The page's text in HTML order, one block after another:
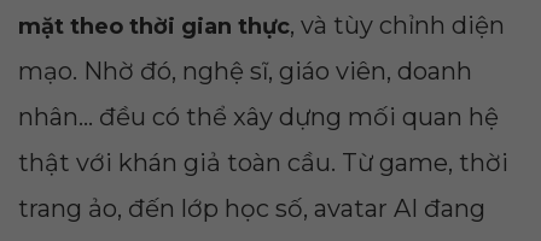
mặt theo thời gian thực, và tùy chỉnh diện
mạo. Nhờ đó, nghệ sĩ, giáo viên, doanh
nhân... đều có thể xây dựng mối quan hệ
thật với khán giả toàn cầu. Từ game, thời
trang ảo, đến lớp học số, avatar AI đang